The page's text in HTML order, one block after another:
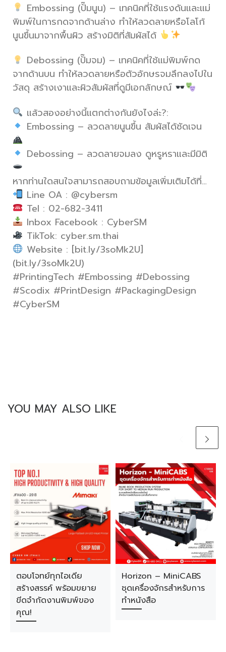
Embossing (ปั๊มนูน) – เทคนิคที่ใช้แรงดันและแม่
พิมพ์ในการกดจากด้านล่าง ทำให้ลวดลายหรือโลโก้
นูนขึ้นมาจากพื้นผิว สร้างมิติที่สัมผัสได้
Debossing (ปั๊มจม) – เทคนิคที่ใช้แม่พิมพ์กด
จากด้านบน ทำให้ลวดลายหรือตัวอักษรจมลึกลงไปใน
วัสดุ สร้างเงาและผิวสัมผัสที่ดูมีเอกลักษณ์
แล้วสองอย่างนี้แตกต่างกันยังไงล่ะ?:
Embossing – ลวดลายนูนขึ้น สัมผัสได้ชัดเจน
Debossing – ลวดลายจมลง ดูหรูหราและมีมิติ
หากท่านใดสนใจสามารถสอบถามข้อมูลเพิ่มเติมได้ที่…
Line OA : @cybersm
Tel : 02-682-3411
Inbox Facebook : CyberSM
TikTok: cyber.sm.thai
Website : [bit.ly/3soMk2U]
(bit.ly/3soMk2U)
#PrintingTech #Embossing #Debossing
#Scodix #PrintDesign #PackagingDesign
#CyberSM
YOU MAY ALSO LIKE
ตอบโจทย์ทุกไอเดีย
สร้างสรรค์ พร้อมขยาย
ขีดจำกัดงานพิมพ์ของ
คุณ!
Horizon – MiniCABS
ชุดเครื่องจักรสำหรับการ
ทำหนังสือ